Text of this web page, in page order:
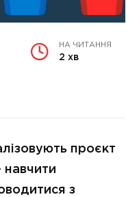
НА ЧИТАННЯ
2 хв
проєкт
з